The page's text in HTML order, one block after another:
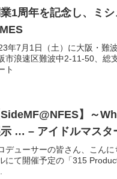
業1周年を記念し、ミ
年7月1日（土）に大阪・難
市浪速区難波中2-11-50、総
ト
SideMF@NFES】～
示 … – アイドルマスタ
デューサーの皆さん、こん
にて開催予定の「315